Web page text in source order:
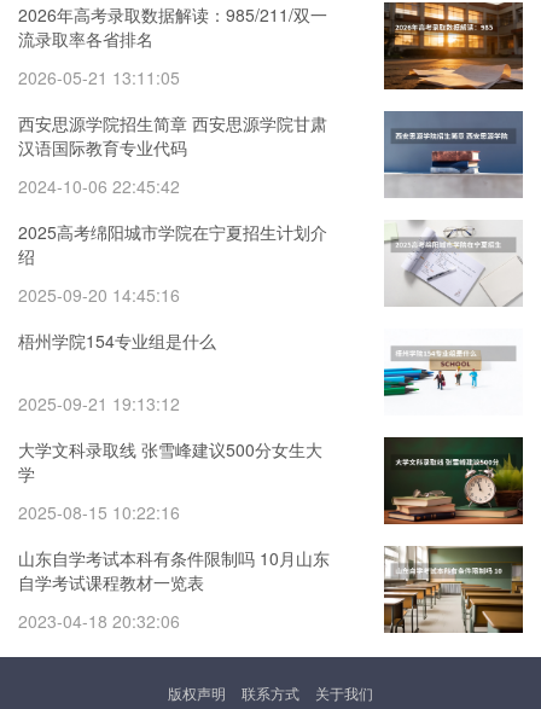
2026年高考录取数据解读：985/211/双一
流录取率各省排名
2026-05-21 13:11:05
西安思源学院招生简章 西安思源学院甘肃
汉语国际教育专业代码
2024-10-06 22:45:42
2025高考绵阳城市学院在宁夏招生计划介
绍
2025-09-20 14:45:16
梧州学院154专业组是什么
2025-09-21 19:13:12
大学文科录取线 张雪峰建议500分女生大
学
2025-08-15 10:22:16
山东自学考试本科有条件限制吗 10月山东
自学考试课程教材一览表
2023-04-18 20:32:06
版权声明 联系方式 关于我们